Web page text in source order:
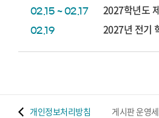
02.15 ~ 02.17 2027학년도
02.19 2027년 전기
개인정보처리방침 게시판 운영